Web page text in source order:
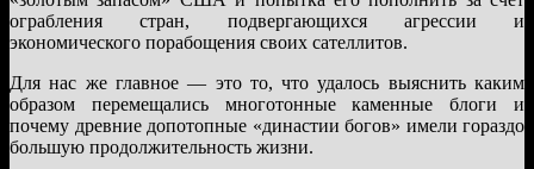
ограбления стран, подвергающихся агрессии и
экономического порабощения своих сателлитов.
Для нас же главное — это то, что удалось выяснить каким
образом перемещались многотонные каменные блоги и
почему древние допотопные «династии богов» имели гораздо
большую продолжительность жизни.